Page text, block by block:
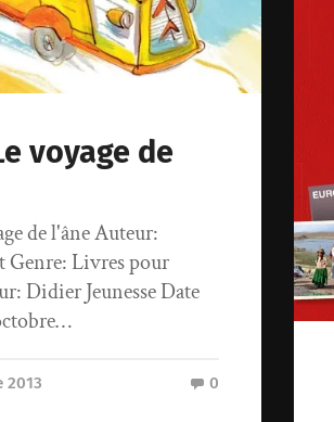
voyage de
de l'âne Auteur:
Genre: Livres pour
Didier Jeunesse Date
2013 0